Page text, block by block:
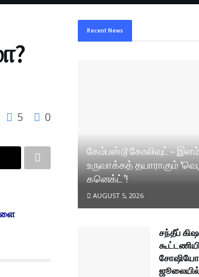
5 0
Recent News
கேம்பஸ் டூ கோலிவுட் –
உருவாக்கத் தயாராகும்
கனெக்ட்’!
AUGUST 5, 2026
சந்தீப்
சோஷியோ
ஜூலையில்